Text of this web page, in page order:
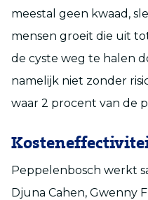
meestal geen kwaad,
mensen groeit die uit
de cyste weg te halen
namelijk niet zonder
waar 2 procent van de
Peppelenbosch werkt
Djuna Cahen, Gwenny